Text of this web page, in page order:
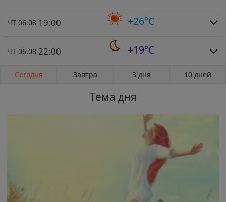
ЧТ 06.08 19:00 +26°C
ЧТ 06.08 22:00 +19°C
Сегодня Завтра 3 дня 10 дней
Тема дня